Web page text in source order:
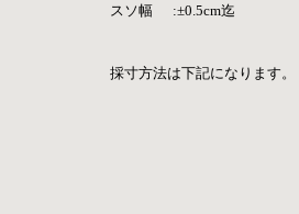
スソ幅      :±0.5cm迄
採寸方法は下記になります。